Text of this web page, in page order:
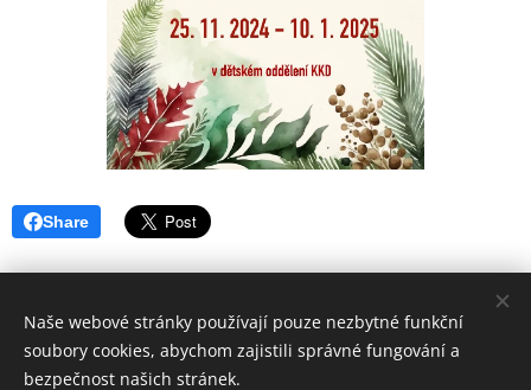
Share
ZUŠ VYŠKOV
Naše webové stránky používají pouze nezbytné funkční
soubory cookies, abychom zajistili správné fungování a
bezpečnost našich stránek.